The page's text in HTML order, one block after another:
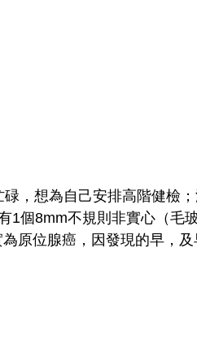
，想為自己安排高階健檢
1個8mm不規則非實心（毛
原位腺癌，因發現的早，及